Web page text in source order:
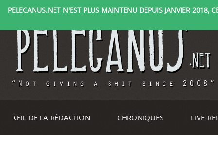
PELECANUS.NET N'EST PLUS MAINTENU DEPUIS JANVIER 2018,
ŒIL DE LA RÉDACTION CHRONIQUES LIVE-